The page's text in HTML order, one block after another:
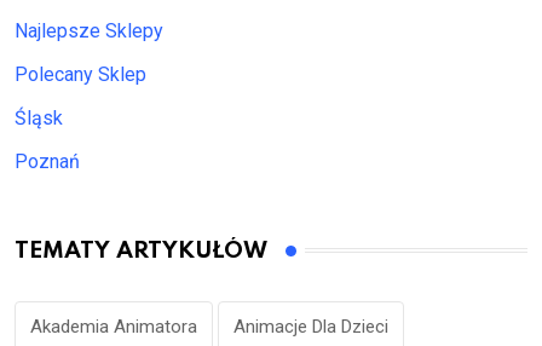
Najlepsze Sklepy
Polecany Sklep
Śląsk
Poznań
TEMATY ARTYKUŁÓW
Akademia Animatora Animacje Dla Dzieci